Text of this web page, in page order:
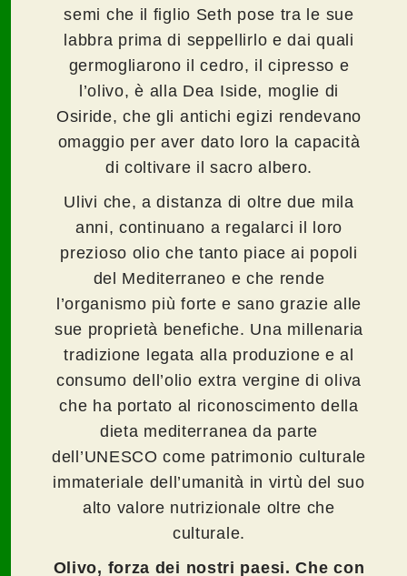
semi che il figlio Seth pose tra le sue
labbra prima di seppellirlo e dai quali
germogliarono il cedro, il cipresso e
l’olivo, è alla Dea Iside, moglie di
Osiride, che gli antichi egizi rendevano
omaggio per aver dato loro la capacità
di coltivare il sacro albero.
Ulivi che, a distanza di oltre due mila
anni, continuano a regalarci il loro
prezioso olio che tanto piace ai popoli
del Mediterraneo e che rende
l’organismo più forte e sano grazie alle
sue proprietà benefiche. Una millenaria
tradizione legata alla produzione e al
consumo dell’olio extra vergine di oliva
che ha portato al riconoscimento della
dieta mediterranea da parte
dell’UNESCO come patrimonio culturale
immateriale dell’umanità in virtù del suo
alto valore nutrizionale oltre che
culturale.
Olivo, forza dei nostri paesi. Che con